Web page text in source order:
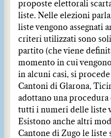
proposte elettorali
liste. Nelle elezioni
liste vengono assegnati
criteri utilizzati sono
partito (che viene
momento in cui
in alcuni casi, si
Cantoni di Glarona,
adottano una
tutti i numeri delle liste
Esistono anche altri
Cantone di Zugo le